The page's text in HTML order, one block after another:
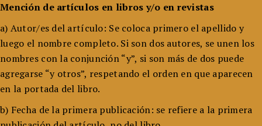
Mención de artículos en libros y/o en revistas
a) Autor/es del artículo: Se coloca primero el apellido y
luego el nombre completo. Si son dos autores, se unen los
nombres con la conjunción “y”, si son más de dos puede
agregarse “y otros”, respetando el orden en que aparecen
en la portada del libro.
b) Fecha de la primera publicación: se refiere a la primera